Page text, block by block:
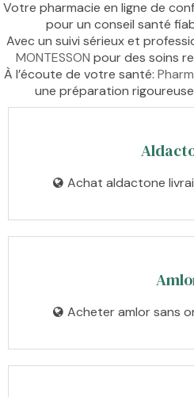
Votre pharmacie en ligne de
pour un conseil santé
Avec un suivi sérieux et
MONTESSON pour des soins
À l’écoute de votre santé:
une préparation
Achat aldactone
Acheter amlor sans